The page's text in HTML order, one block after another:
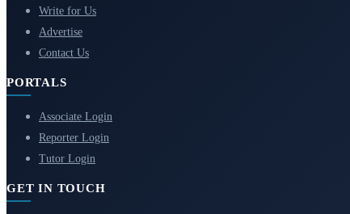
Write for Us
Advertise
Contact Us
PORTALS
Associate Login
Reporter Login
Tutor Login
GET IN TOUCH